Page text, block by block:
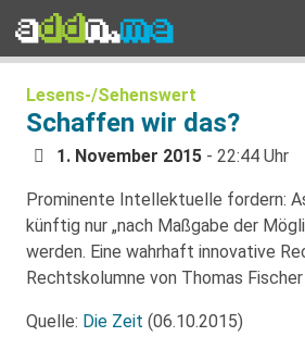
Lesens-/Sehenswert
Schaffen wir das?
1. November 2015 - 22:44 Uhr
Prominente Intellektuelle fordern:
künftig nur „nach Maßgabe der
werden. Eine wahrhaft innovative
Rechtskolumne von Thomas Fischer
Quelle: Die Zeit (06.10.2015)